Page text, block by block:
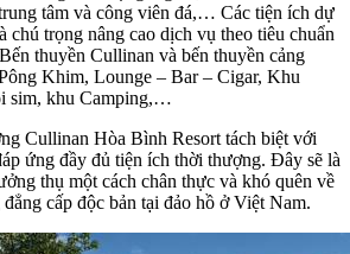
tâm và công viên đá,… Các tiện ích dự
chú trọng nâng cao dịch vụ theo tiêu chuẩn
thuyền Cullinan và bến thuyền cảng
Khim, Lounge – Bar – Cigar, Khu
sim, khu Camping,…
Cullinan Hòa Bình Resort tách biệt với
ứng đầy đủ tiện ích thời thượng. Đây sẽ là
thụ một cách chân thực và khó quên về
cấp độc bản tại đảo hồ ở Việt Nam.